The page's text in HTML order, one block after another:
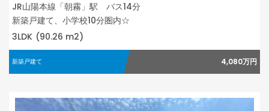
JR山陽本線「朝霧」駅 バス14分
新築戸建て、小学校10分圏内☆
3LDK (90.26 m2)
新築戸建て 4,080万円